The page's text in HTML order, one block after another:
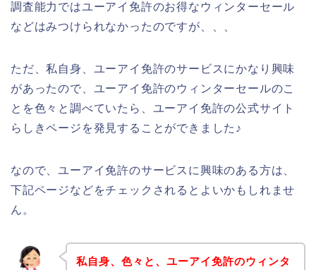
調査能力ではユーアイ免許のお得なウィンターセール
などはみつけられなかったのですが、、、
ただ、私自身、ユーアイ免許のサービスにかなり興味
があったので、ユーアイ免許のウィンターセールのこ
とを色々と調べていたら、ユーアイ免許の公式サイト
らしきページを発見することができました♪
なので、ユーアイ免許のサービスに興味のある方は、
下記ページなどをチェックされるとよいかもしれませ
ん。
私自身、色々と、ユーアイ免許のウィンタ